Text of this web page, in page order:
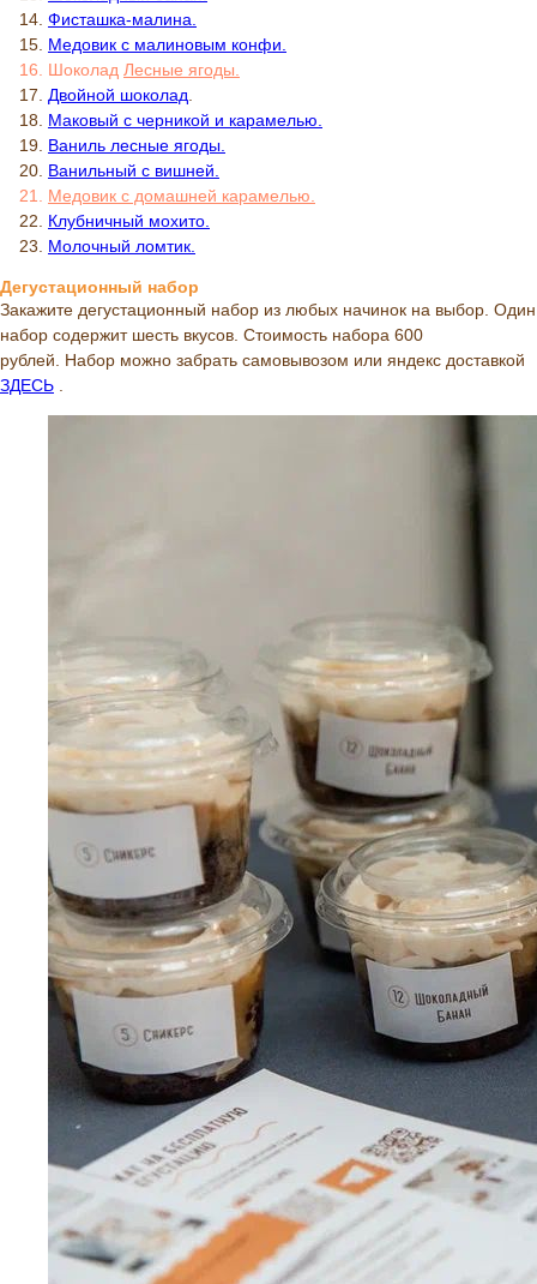
Фисташка-малина.
Медовик с малиновым конфи.
Шоколад Лесные ягоды.
Двойной шоколад.
Маковый с черникой и карамелью.
Ваниль лесные ягоды.
Ванильный с вишней.
Медовик с домашней карамелью.
Клубничный мохито.
Молочный ломтик.
Дегустационный набор
Закажите дегустационный набор из любых начинок на выбор. Один
набор содержит шесть вкусов. Стоимость набора 600
рублей. Набор можно забрать самовывозом или яндекс доставкой
ЗДЕСЬ .